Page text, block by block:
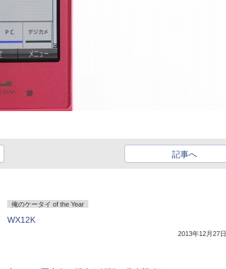
記事へ
俺のケータイ of the Year
WX12K
2013年12月27日